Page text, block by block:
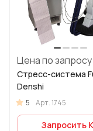
Цена по запросу
Стресс-система
Denshi
5 Арт.1745
Запросить